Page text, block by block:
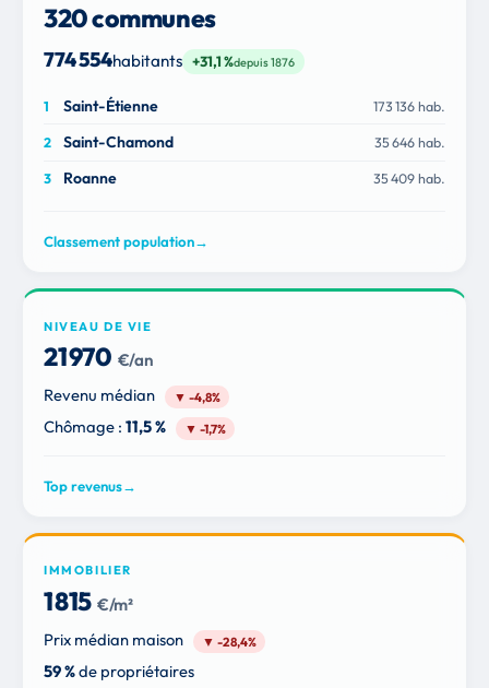
320 communes
774 554habitants +31,1 %depuis 1876
Saint-Étienne 173 136 hab.
Saint-Chamond 35 646 hab.
Roanne 35 409 hab.
Classement population→
NIVEAU DE VIE
21 970 €/an
Revenu médian
▼ -4,8%
Chômage :11,5 % ▼ -1,7%
Top revenus→
IMMOBILIER
1 815 €/m²
Prix médian maison
▼ -28,4%
59 %de propriétaires